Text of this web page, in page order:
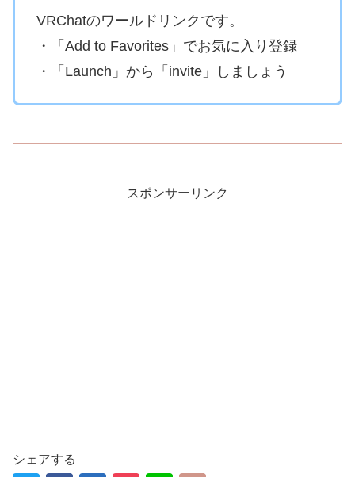
VRChatのワールドリンクです。
・「Add to Favorites」でお気に入り登録
・「Launch」から「invite」しましょう
スポンサーリンク
シェアする